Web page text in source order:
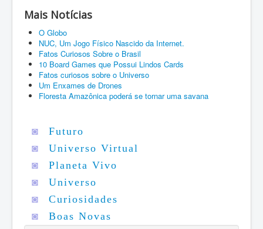
Mais Notícias
O Globo
NUC, Um Jogo Físico Nascido da Internet.
Fatos Curiosos Sobre o Brasil
10 Board Games que Possui Lindos Cards
Fatos curiosos sobre o Universo
Um Enxames de Drones
Floresta Amazônica poderá se tornar uma savana
◙
Futuro
◙
Universo Virtual
◙
Planeta Vivo
◙
Universo
◙
Curiosidades
◙
Boas Novas